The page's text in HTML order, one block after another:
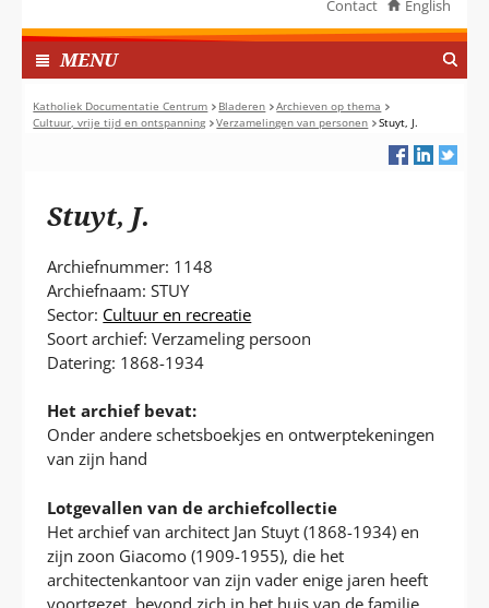
deze
website
worden
toegestaan
of
Contact English
MENUI
N
G
E
P
Katholiek Documentatie Centrum Bladeren
Archieven op thema
Cultuur, vrije tijd en ontspanning
Verzamelingen van personen Stuyt, J.
Stuyt, J.
Archiefnummer: 1148
Archiefnaam: STUY
Sector: Cultuur en recreatie
Soort archief: Verzameling persoon
Datering: 1868-1934
Het archief bevat:
Onder andere schetsboekjes en ontwerptekeningen
van zijn hand
Lotgevallen van de archiefcollectie
Het archief van architect Jan Stuyt (1868-1934) en
zijn zoon Giacomo (1909-1955), die het
architectenkantoor van zijn vader enige jaren heeft
voortgezet, bevond zich in het huis van de familie